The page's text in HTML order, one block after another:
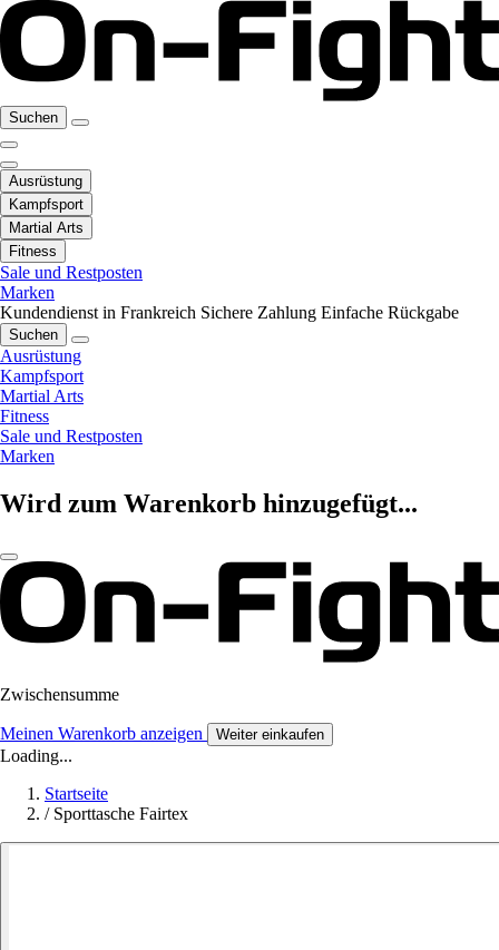
Suchen
Ausrüstung
Kampfsport
Martial Arts
Fitness
Sale und Restposten
Marken
Kundendienst in Frankreich Sichere Zahlung Einfache Rückgabe
Suchen
Ausrüstung
Kampfsport
Martial Arts
Fitness
Sale und Restposten
Marken
Wird zum Warenkorb hinzugefügt...
Zwischensumme
Meinen Warenkorb anzeigen Weiter einkaufen
Loading...
Startseite
/ Sporttasche Fairtex